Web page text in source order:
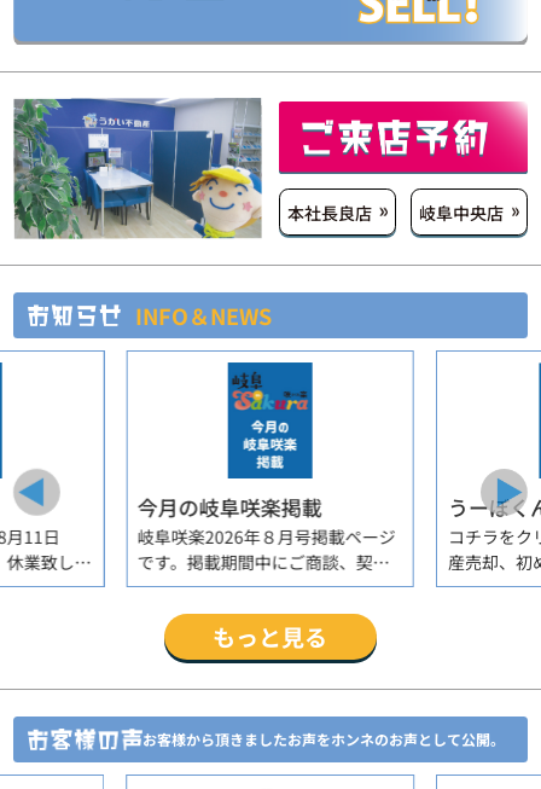
本社長良店 岐阜中央店
INFO＆NEWS
月11日
業致しま
通常営業致
今月の岐阜咲楽掲載
岐阜咲楽2026年８月号掲載ページ
です。掲載期間中にご商談、契約
済、及び価格変更になる場合もご
ざいます。
コチラをク
産売却、初
不安材料が
もっと見る
お客様から頂きましたお声をホンネのお声として公開。